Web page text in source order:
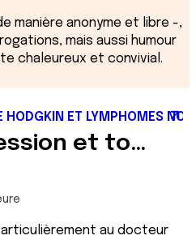
manière anonyme et libre -,
mais aussi humour
chaleureux et convivial.
HODGKIN ET LYMPHOMES
Immunodépression et toux
au docteur